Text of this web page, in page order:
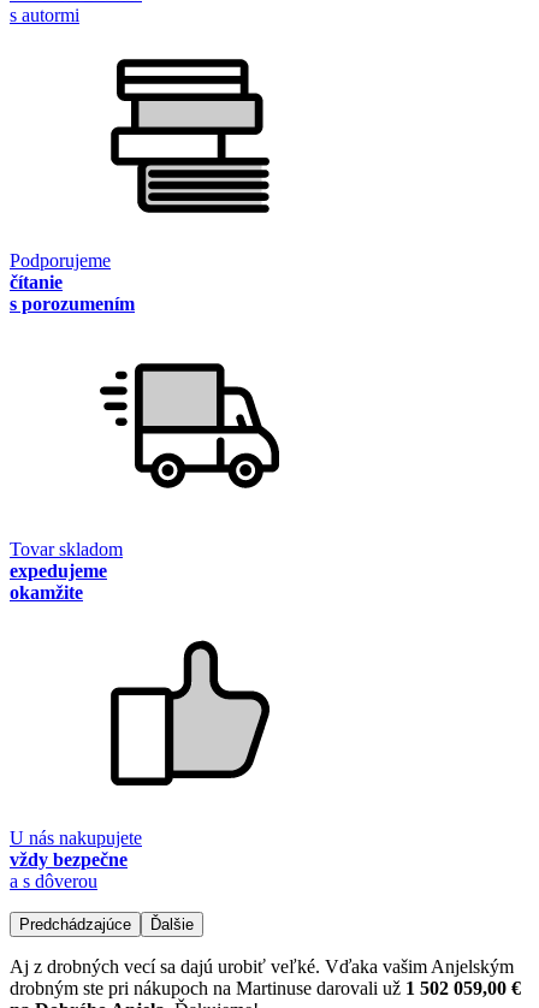
s autormi
Podporujeme
čítanie
s porozumením
Tovar skladom
expedujeme
okamžite
U nás nakupujete
vždy bezpečne
a s dôverou
Predchádzajúce Ďalšie
Aj z drobných vecí sa dajú urobiť veľké. Vďaka vašim Anjelským
drobným ste pri nákupoch na Martinuse darovali už 1 502 059,00 €